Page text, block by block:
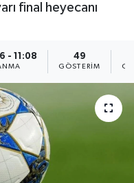
final heyecanı
- 11:08 49
GÖSTERIM